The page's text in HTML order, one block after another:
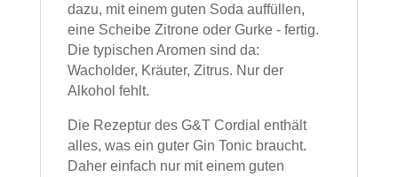
dazu, mit einem guten Soda auffüllen,
eine Scheibe Zitrone oder Gurke - fertig.
Die typischen Aromen sind da:
Wacholder, Kräuter, Zitrus. Nur der
Alkohol fehlt.
Die Rezeptur des G&T Cordial enthält
alles, was ein guter Gin Tonic braucht.
Daher einfach nur mit einem guten